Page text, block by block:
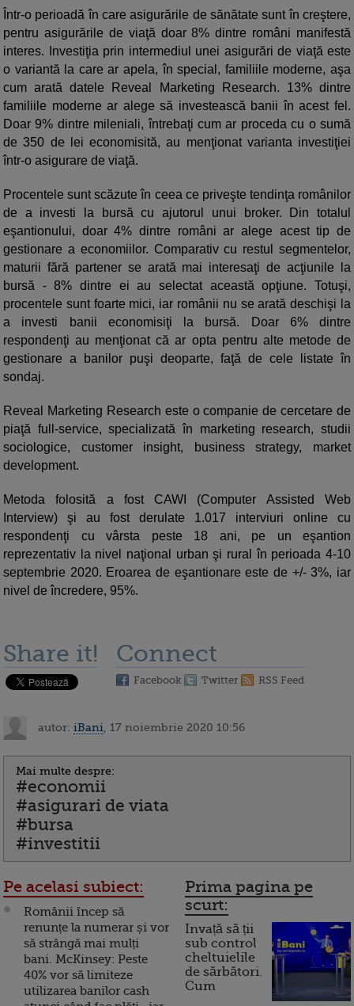
Într-o perioadă în care asigurările de sănătate sunt în creştere,
pentru asigurările de viaţă doar 8% dintre români manifestă
interes. Investiţia prin intermediul unei asigurări de viaţă este
o variantă la care ar apela, în special, familiile moderne, aşa
cum arată datele Reveal Marketing Research. 13% dintre
familiile moderne ar alege să investească banii în acest fel.
Doar 9% dintre mileniali, întrebaţi cum ar proceda cu o sumă
de 350 de lei economisită, au menţionat varianta investiţiei
într-o asigurare de viaţă.
Procentele sunt scăzute în ceea ce priveşte tendinţa românilor
de a investi la bursă cu ajutorul unui broker. Din totalul
eşantionului, doar 4% dintre români ar alege acest tip de
gestionare a economiilor. Comparativ cu restul segmentelor,
maturii fără partener se arată mai interesaţi de acţiunile la
bursă - 8% dintre ei au selectat această opţiune. Totuşi,
procentele sunt foarte mici, iar românii nu se arată deschişi la
a investi banii economisiţi la bursă. Doar 6% dintre
respondenţi au menţionat că ar opta pentru alte metode de
gestionare a banilor puşi deoparte, faţă de cele listate în
sondaj.
Reveal Marketing Research este o companie de cercetare de
piaţă full-service, specializată în marketing research, studii
sociologice, customer insight, business strategy, market
development.
Metoda folosită a fost CAWI (Computer Assisted Web
Interview) şi au fost derulate 1.017 interviuri online cu
respondenţi cu vârsta peste 18 ani, pe un eşantion
reprezentativ la nivel naţional urban şi rural în perioada 4-10
septembrie 2020. Eroarea de eşantionare este de +/- 3%, iar
nivel de încredere, 95%.
Share it! Connect
Facebook Twitter RSS Feed
autor: iBani , 17 noiembrie 2020 10:56
Mai multe despre:
#economii
#asigurari de viata
#bursa
#investitii
Pe acelasi subiect:
Românii încep să
renunțe la numerar și vor
să strângă mai mulți
bani. McKinsey: Peste
40% vor să limiteze
utilizarea banilor cash
Prima pagina pe
scurt:
Invață să ții
sub control
cheltuielile
de sărbători.
Cum